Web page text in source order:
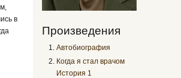
в
Произведения
Автобиография
Когда я стал врачом
История 1